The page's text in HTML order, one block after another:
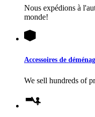
Nous expédions à
monde!
Accessoires de
We sell hundreds of